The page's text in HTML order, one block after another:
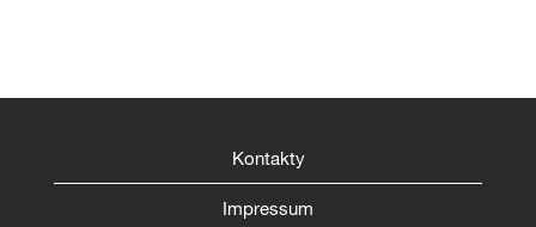
Kontakty
Impressum